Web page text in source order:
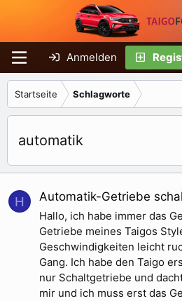
Anmelden
Startseite Schlagworte
automatik
H Automatik-Getriebe
Hallo, ich habe immer das
Getriebe meines Taigos
Geschwindigkeiten leicht
Gang. Ich habe den Taigo
nur Schaltgetriebe und
mir und ich muss erst das